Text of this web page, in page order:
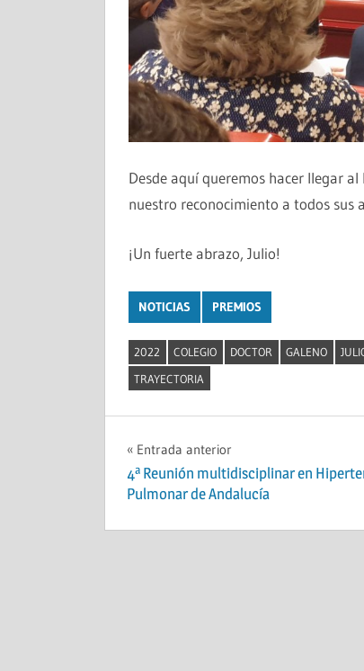
Desde aquí queremos hacer llegar
nuestro reconocimiento a todos sus
¡Un fuerte abrazo, Julio!
NOTICIAS PREMIOS
2022 COLEGIO DOCTOR GALENO
TRAYECTORIA
Navegación
de
entradas
Entrada anterior
4ª Reunión multidisciplinar en
Pulmonar de Andalucía